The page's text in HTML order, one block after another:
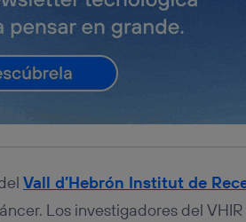
Vall d’Hebrón Institut de
Los investigadores del